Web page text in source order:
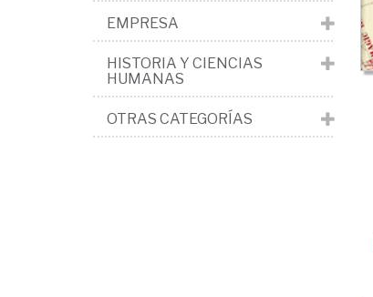
EMPRESA
HISTORIA Y CIENCIAS
HUMANAS
OTRAS CATEGORÍAS